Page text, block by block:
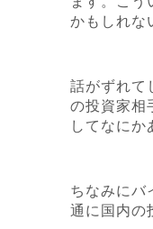
かもしれな
話がずれて
の投資家相
してなに
ちなみにバ
通に国内の